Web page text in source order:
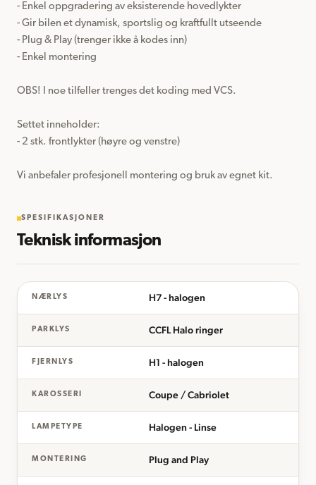
- Enkel oppgradering av eksisterende hovedlykter
- Gir bilen et dynamisk, sportslig og kraftfullt utseende
- Plug & Play (trenger ikke å kodes inn)
- Enkel montering
OBS! I noe tilfeller trenges det koding med VCS.
Settet inneholder:
- 2 stk. frontlykter (høyre og venstre)
Vi anbefaler profesjonell montering og bruk av egnet kit.
SPESIFIKASJONER
Teknisk informasjon
NÆRLYS H7 - halogen
PARKLYS CCFL Halo ringer
FJERNLYS H1 - halogen
KAROSSERI Coupe / Cabriolet
LAMPETYPE Halogen - Linse
MONTERING Plug and Play